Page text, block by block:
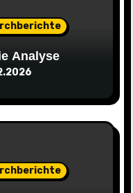
Analyse